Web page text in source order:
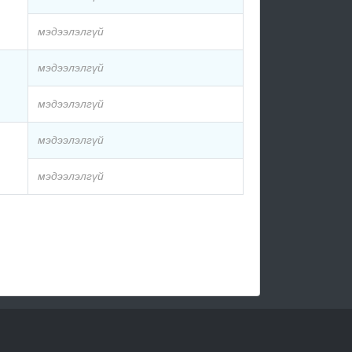
мэдээлэлгүй
мэдээлэлгүй
мэдээлэлгүй
мэдээлэлгүй
мэдээлэлгүй